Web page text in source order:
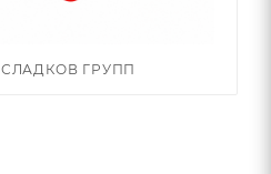
СЛАДКОВ ГРУПП